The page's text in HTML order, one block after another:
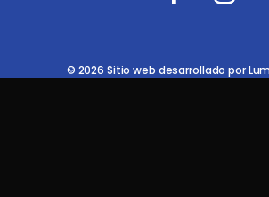
© 2026 Sitio web desarrollado por